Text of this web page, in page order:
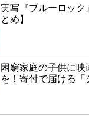
実写『ブルーロック
とめ】
困窮家庭の子供に映
を！寄付で届ける「